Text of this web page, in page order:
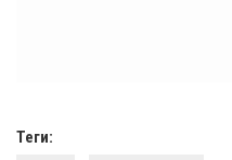
Теги: